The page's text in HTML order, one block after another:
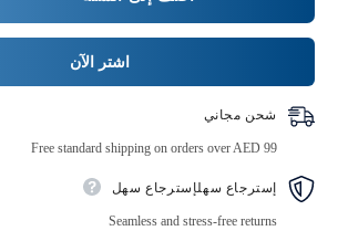
عبوة
من
اشتر الآن
شحن مجاني
Free standard shipping on orders over AED 99
إسترجاع سهلإسترجاع سهل
Seamless and stress-free returns